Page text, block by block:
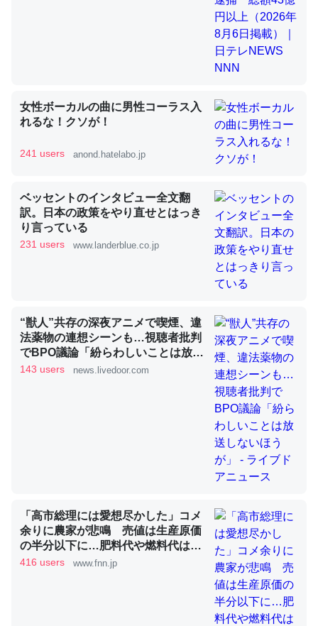
昆虫ってカルシウム少ないのか。知らんかった。調べたら
─ニュース :: 【研究発表】昆虫学の大問題＝「昆虫はなぜ海にいな
いのか」に関する新仮説
論文では「淡水はカルシウムも酸素も不足してて両方に不
利だから両方が拮抗してるのでは」とあって面白い。海に
いる鋏角類（カブトガニ・ウミグモ）はカルシウムを使わ
ずキチンを強化してる筈だが、酵素が違うのか？
─ニュース :: 【研究発表】昆虫学の大問題＝「昆虫はなぜ海にいな
これを元に考えるとカルシウムを大量に使う脊椎動物と貝
類は苦労してるんだな…。腹足類だと殻を無くしてナメク
─ニュース :: 【研究発表】昆虫学の大問題＝「昆虫はなぜ海にいな
ウチもEchoを実家に置いて４年。でたまに覗いてる。ぼ
ちぼちRingも置こうかと画策中。あと、Googleマップで
位置情報を共有してる。電池残量や充電中かが分かるので
─たまにLINEするくらいだった遠方の父67歳と僕。ITツール導入で
コミュニケーションが劇的に変化した｜tayorini by LIFULL介護
女性ボーカルの曲に男性コーラス入
れるな！クソが！
241 users anond.hatelabo.jp
ベッセントのインタビュー全文翻
訳。日本の政策をやり直せとはっき
り言っている
231 users www.landerblue.co.jp
“獣人”共存の深夜アニメで喫煙、違
法薬物の連想シーンも…視聴者批判
でBPO議論「紛らわしいことは放送
しないほうが」 - ライブドアニュー
143 users news.livedoor.com
「高市総理には愛想尽かした」コメ
余りに農家が悲鳴 売値は生産原価
の半分以下に…肥料代や燃料代は高
騰「今年でやめる」農家も｜FNNプ
416 users www.fnn.jp